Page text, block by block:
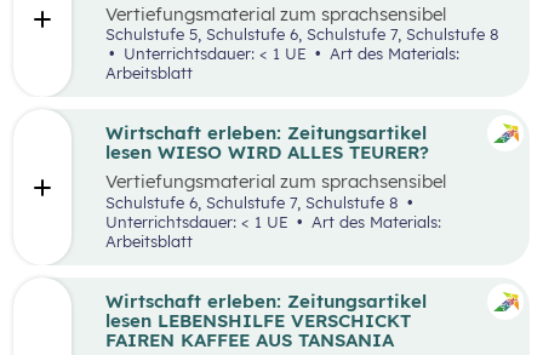
Vertiefungsmaterial zum sprachsensibel
aufbereiteten Zeitungsartikel “Müllfalle
Haushalt”.
Schulstufe 5, Schulstufe 6, Schulstufe 7, Schulstufe 8
Unterrichtsdauer: < 1 UE
Art des Materials:
Arbeitsblatt
Wirtschaft erleben: Zeitungsartikel
lesen WIESO WIRD ALLES TEURER?
Vertiefungsmaterial zum sprachsensibel
aufbereiteten Zeitungsartikel “Wieso wird alles
teurer?”.
Schulstufe 6, Schulstufe 7, Schulstufe 8
Unterrichtsdauer: < 1 UE
Arbeitsblatt
Wirtschaft erleben: Zeitungsartikel
lesen LEBENSHILFE VERSCHICKT
FAIREN KAFFEE AUS TANSANIA